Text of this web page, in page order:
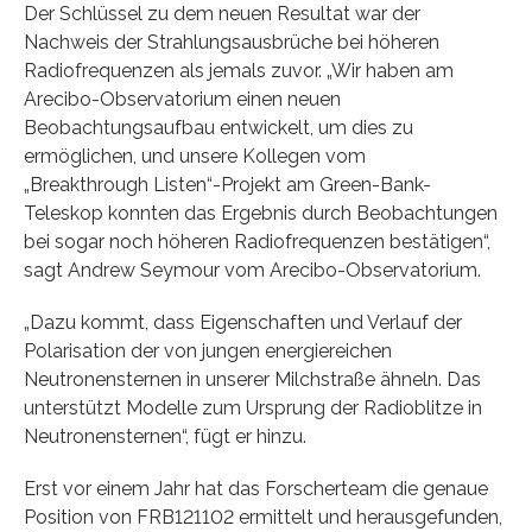
Der Schlüssel zu dem neuen Resultat war der
Nachweis der Strahlungsausbrüche bei höheren
Radiofrequenzen als jemals zuvor. „Wir haben am
Arecibo-Observatorium einen neuen
Beobachtungsaufbau entwickelt, um dies zu
ermöglichen, und unsere Kollegen vom
„Breakthrough Listen“-Projekt am Green-Bank-
Teleskop konnten das Ergebnis durch Beobachtungen
bei sogar noch höheren Radiofrequenzen bestätigen“,
sagt Andrew Seymour vom Arecibo-Observatorium.
„Dazu kommt, dass Eigenschaften und Verlauf der
Polarisation der von jungen energiereichen
Neutronensternen in unserer Milchstraße ähneln. Das
unterstützt Modelle zum Ursprung der Radioblitze in
Neutronensternen“, fügt er hinzu.
Erst vor einem Jahr hat das Forscherteam die genaue
Position von FRB121102 ermittelt und herausgefunden,